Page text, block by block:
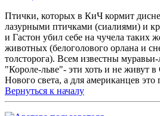
Птички, которых в КиЧ кормит
лазурными птичками (сиалиями) и
и Гастон убил себе на чучела таких
животных (белоголового орлана и
толсторога). Всем известны
"Короле-льве"- эти хоть и не живут
Нового света, а для американцев это
Вернуться к началу